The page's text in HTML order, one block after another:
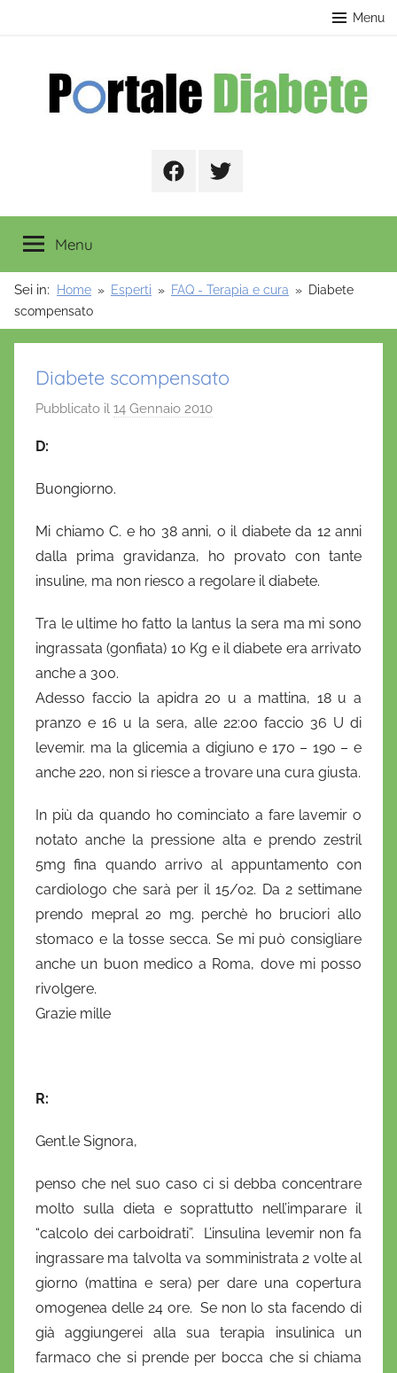
Menu
FacebookTwitter
Menu
Sei in: Home Esperti FAQ - Terapia e cura
Diabete
scompensato
Diabete scompensato
Pubblicato il 14 Gennaio 2010
a
D
f
r
i
D:
Buongiorno.
Mi chiamo C. e ho 38 anni, o il diabete da 12 anni
dalla prima gravidanza, ho provato con tante
insuline, ma non riesco a regolare il diabete.
Tra le ultime ho fatto la lantus la sera ma mi sono
ingrassata (gonfiata) 10 Kg e il diabete era arrivato
anche a 300.
Adesso faccio la apidra 20 u a mattina, 18 u a
pranzo e 16 u la sera, alle 22:00 faccio 36 U di
levemir. ma la glicemia a digiuno e 170 – 190 – e
anche 220, non si riesce a trovare una cura giusta.
In più da quando ho cominciato a fare lavemir o
notato anche la pressione alta e prendo zestril
5mg fina quando arrivo al appuntamento con
cardiologo che sarà per il 15/02. Da 2 settimane
prendo mepral 20 mg. perchè ho bruciori allo
stomaco e la tosse secca. Se mi può consigliare
anche un buon medico a Roma, dove mi posso
rivolgere.
Grazie mille
R:
Gent.le Signora,
penso che nel suo caso ci si debba concentrare
molto sulla dieta e soprattutto nell’imparare il
“calcolo dei carboidrati”. L’insulina levemir non fa
ingrassare ma talvolta va somministrata 2 volte al
giorno (mattina e sera) per dare una copertura
omogenea delle 24 ore. Se non lo sta facendo di
già aggiungerei alla sua terapia insulinica un
farmaco che si prende per bocca che si chiama